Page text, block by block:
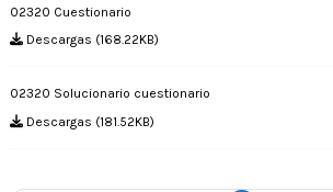
02320 Cuestionario
Descargas (168.22KB)
02320 Solucionario cuestionario
Descargas (181.52KB)